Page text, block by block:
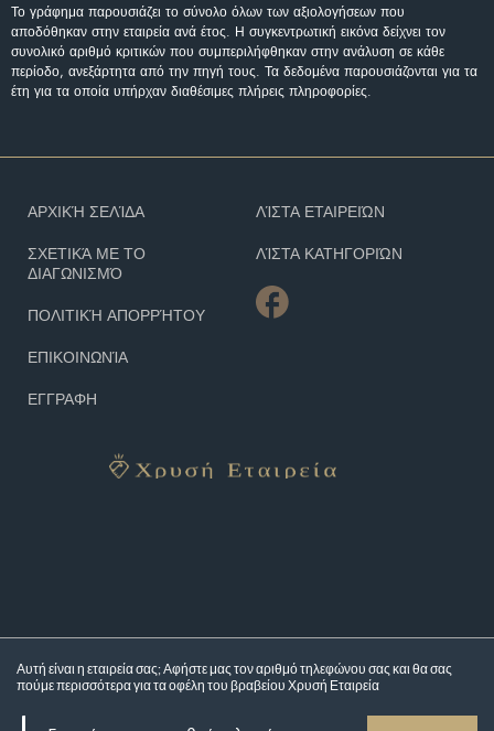
Το γράφημα παρουσιάζει το σύνολο όλων των αξιολογήσεων που
αποδόθηκαν στην εταιρεία ανά έτος. Η συγκεντρωτική εικόνα δείχνει τον
συνολικό αριθμό κριτικών που συμπεριλήφθηκαν στην ανάλυση σε κάθε
περίοδο, ανεξάρτητα από την πηγή τους. Τα δεδομένα παρουσιάζονται για τα
έτη για τα οποία υπήρχαν διαθέσιμες πλήρεις πληροφορίες.
Αυτή είναι η εταιρεία σας; Αφήστε μας τον αριθμό τηλεφώνου σας και θα σας
πούμε περισσότερα για ταοφέλη του βραβείου Χρυσή Εταιρεία
ΑΡΧΙΚΉ ΣΕΛΊΔΑ
ΣΧΕΤΙΚΆ ΜΕ ΤΟ
ΔΙΑΓΩΝΙΣΜΌ
ΠΟΛΙΤΙΚΉ ΑΠΟΡΡΉΤΟΥ
ΕΠΙΚΟΙΝΩΝΊΑ
ΕΓΓΡΑΦΗ
ΛΊΣΤΑ ΕΤΑΙΡΕΙΏΝ
ΛΊΣΤΑ ΚΑΤΗΓΟΡΙΏΝ